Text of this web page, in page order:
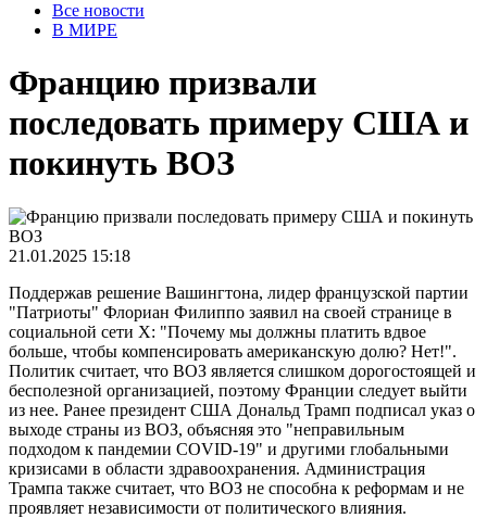
Все новости
В МИРЕ
Францию призвали
последовать примеру США и
покинуть ВОЗ
21.01.2025 15:18
Поддержав решение Вашингтона, лидер французской партии
"Патриоты" Флориан Филиппо заявил на своей странице в
социальной сети X: "Почему мы должны платить вдвое
больше, чтобы компенсировать американскую долю? Нет!".
Политик считает, что ВОЗ является слишком дорогостоящей и
бесполезной организацией, поэтому Франции следует выйти
из нее. Ранее президент США Дональд Трамп подписал указ о
выходе страны из ВОЗ, объясняя это "неправильным
подходом к пандемии COVID-19" и другими глобальными
кризисами в области здравоохранения. Администрация
Трампа также считает, что ВОЗ не способна к реформам и не
проявляет независимости от политического влияния.